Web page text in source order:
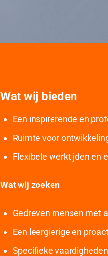
Wat wij bieden
Een inspirerende en
Ruimte voor
Flexibele werktijden en
Wat wij zoeken
Gedreven mensen met
Een leergierige en
Specifieke